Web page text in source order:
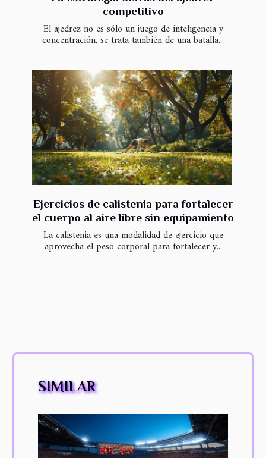
competitivo
El ajedrez no es sólo un juego de inteligencia y
concentración, se trata también de una batalla...
Ejercicios de calistenia para fortalecer
el cuerpo al aire libre sin equipamiento
La calistenia es una modalidad de ejercicio que
aprovecha el peso corporal para fortalecer y...
SIMILAR